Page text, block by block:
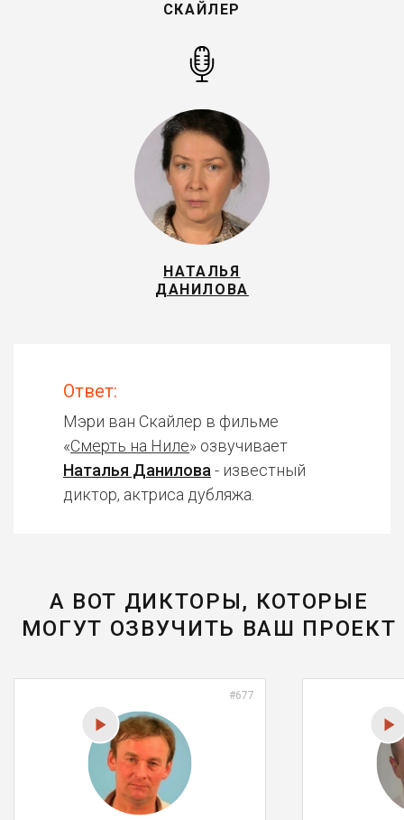
СКАЙЛЕР
НАТАЛЬЯ
ДАНИЛОВА
Ответ:
Мэри ван Скайлер в фильме
«Смерть на Ниле» озвучивает
Наталья Данилова - известный
диктор, актриса дубляжа.
А ВОТ ДИКТОРЫ, КОТОРЫЕ
МОГУТ ОЗВУЧИТЬ ВАШ ПРОЕКТ
#677